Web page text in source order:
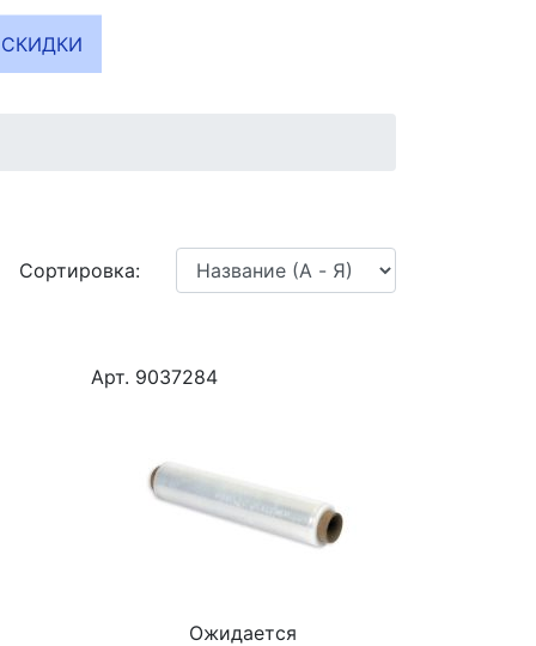
СКИДКИ
Сортировка:
Арт. 9037284
Ожидается